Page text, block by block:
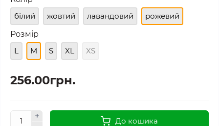
білий
жовтий лавандовий
рожевий
Розмір
L
M S XL XS
256.00грн.
До кошика